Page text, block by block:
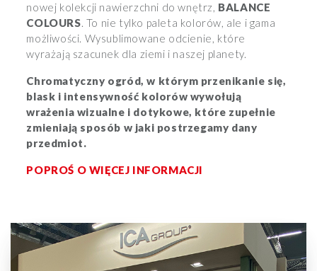
nowej kolekcji nawierzchni do wnętrz, BALANCE
COLOURS. To nie tylko paleta kolorów, ale i gama
możliwości. Wysublimowane odcienie, które
wyrażają szacunek dla ziemi i naszej planety.
Chromatyczny ogród, w którym przenikanie się,
blask i intensywność kolorów wywołują
wrażenia wizualne i dotykowe, które zupełnie
zmieniają sposób w jaki postrzegamy dany
przedmiot.
POPROŚ O WIĘCEJ INFORMACJI